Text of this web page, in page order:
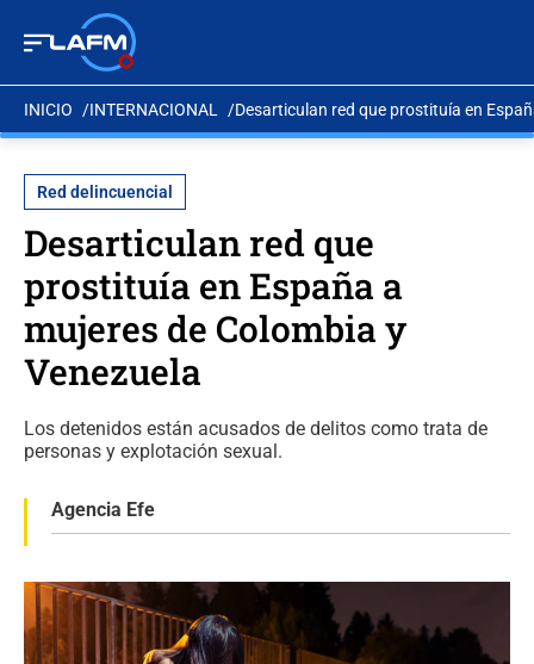
INICIO INTERNACIONAL Desarticulan red que prostituía en
Red delincuencial
Desarticulan red que
prostituía en España a
mujeres de Colombia y
Venezuela
Los detenidos están acusados de delitos como trata de
personas y explotación sexual.
Agencia Efe